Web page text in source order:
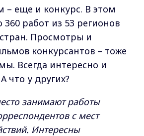
– еще и конкурс. В этом
360 работ из 53 регионов
Просмотры и
конкурсантов – тоже
Всегда интересно и
что у других?
занимают работы
с мест
Интересны